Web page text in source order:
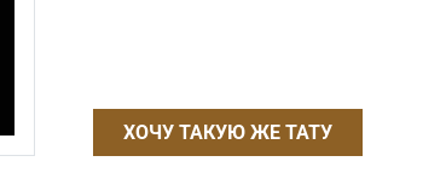
ХОЧУ ТАКУЮ ЖЕ ТАТУ